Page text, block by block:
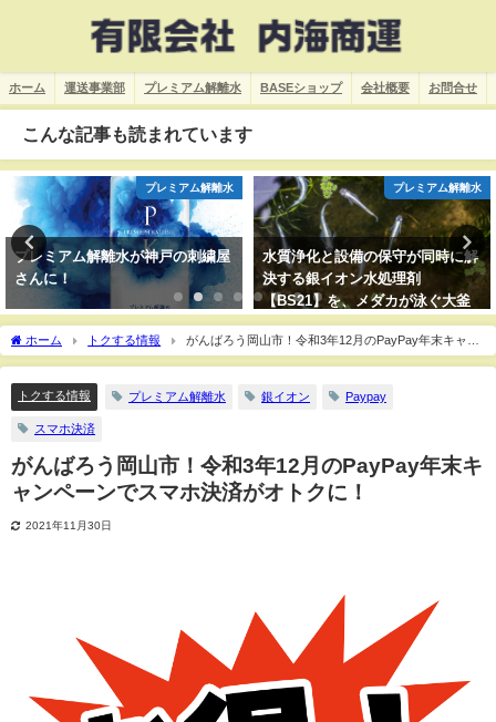
ホーム 運送事業部 プレミアム解離水 BASEショップ 会社概要 お問合せ
こんな記事も読まれています
プレミアム解離水
プレミアム解離水が神戸の刺繍屋
さんに！
プレミアム解離水
水質浄化と設備の保守が同時に解
決する銀イオン水処理剤
【BS21】を、メダカが泳ぐ大釜
へ投入！アオコは消えるのか！？
ホーム トクする情報
がんばろう岡山市！令和3年12月のPayPay年末キャン
ペーンでスマホ決済がオトクに！
トクする情報 プレミアム解離水 銀イオン Paypay
スマホ決済
がんばろう岡山市！令和3年12月のPayPay年末キ
ャンペーンでスマホ決済がオトクに！
2021年11月30日